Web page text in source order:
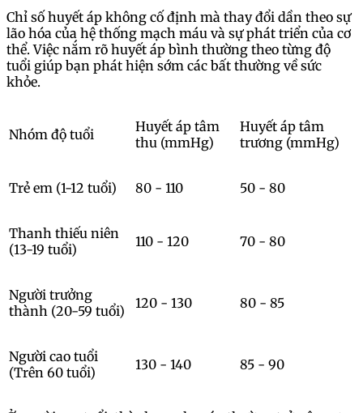
Chỉ số huyết áp không cố định mà thay đổi dần theo sự
lão hóa của hệ thống mạch máu và sự phát triển của cơ
thể. Việc nắm rõ huyết áp bình thường theo từng độ
tuổi giúp bạn phát hiện sớm các bất thường về sức
khỏe.
Nhóm độ tuổi
Huyết áp tâm
thu (mmHg)
Huyết áp tâm
trương (mmHg)
Trẻ em (1-12 tuổi) 80 - 110 50 - 80
Thanh thiếu niên
(13-19 tuổi)
110 - 120 70 - 80
Người trưởng
thành (20-59 tuổi)
120 - 130 80 - 85
Người cao tuổi
(Trên 60 tuổi)
130 - 140 85 - 90